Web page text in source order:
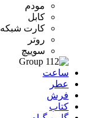
مودم
کابل
کارت شبکه
روتر
سوییچ
ساعت
عطر
فرش
کتاب